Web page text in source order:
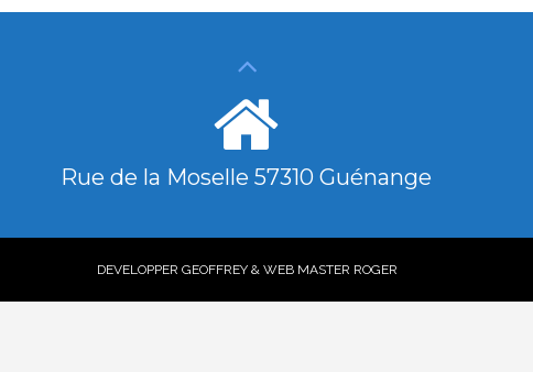
Rue de la Moselle 57310 Guénange
DEVELOPPER GEOFFREY & WEB MASTER ROGER